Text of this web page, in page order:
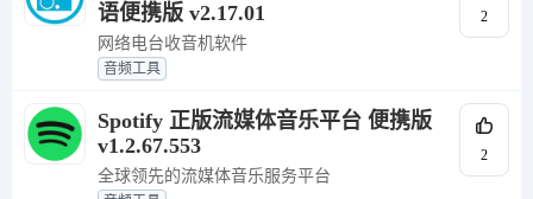
语便携版 v2.17.01
网络电台收音机软件
音频工具
2
Spotify 正版流媒体音乐平台 便携版
v1.2.67.553
全球领先的流媒体音乐服务平台
2